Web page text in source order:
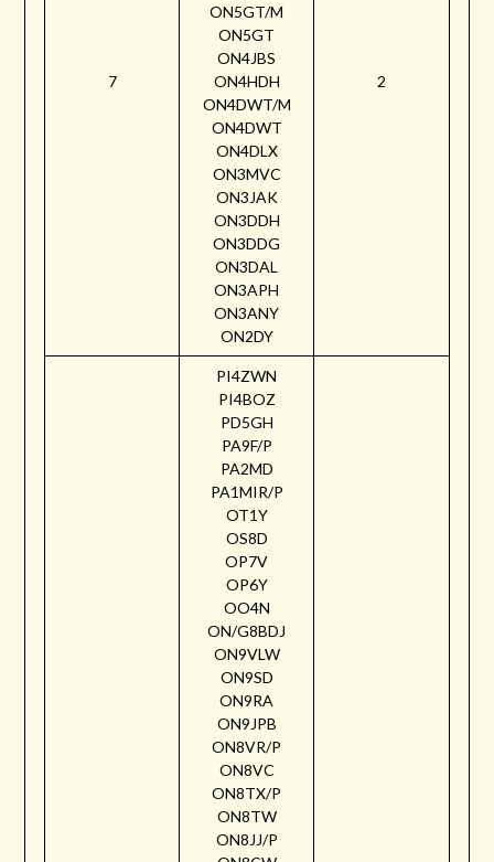
7
ON5GT/M
ON5GT
ON4JBS
ON4HDH
ON4DWT/M
ON4DWT
ON4DLX
ON3MVC
ON3JAK
ON3DDH
ON3DDG
ON3DAL
ON3APH
ON3ANY
ON2DY
2
PI4ZWN
PI4BOZ
PD5GH
PA9F/P
PA2MD
PA1MIR/P
OT1Y
OS8D
OP7V
OP6Y
OO4N
ON/G8BDJ
ON9VLW
ON9SD
ON9RA
ON9JPB
ON8VR/P
ON8VC
ON8TX/P
ON8TW
ON8JJ/P